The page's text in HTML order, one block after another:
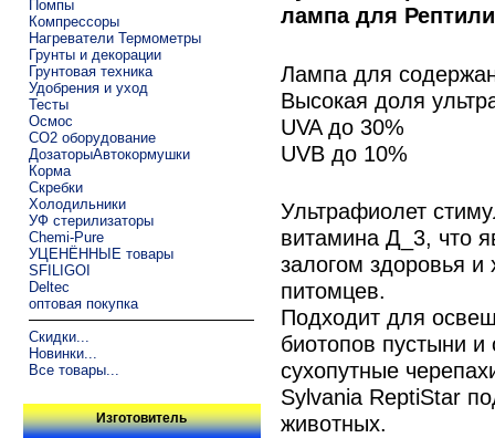
Помпы
Компрессоры
Нагреватели Термометры
Грунты и декорации
Грунтовая техника
Удобрения и уход
Тесты
Осмос
CO2 оборудование
ДозаторыАвтокормушки
Корма
Скребки
Холодильники
УФ стерилизаторы
Chemi-Pure
УЦЕНЁННЫЕ товары
SFILIGOI
Deltec
оптовая покупка
Скидки...
Новинки...
Все товары...
Изготовитель
лампа для
Лампа для
Высокая доля
UVA до 30%
UVB до 10%
Ультрафиолет
витамина Д_3, что
залогом здоровья
питомцев.
Подходит для
биотопов пустыни
сухопутные
Sylvania ReptiStar
животных.